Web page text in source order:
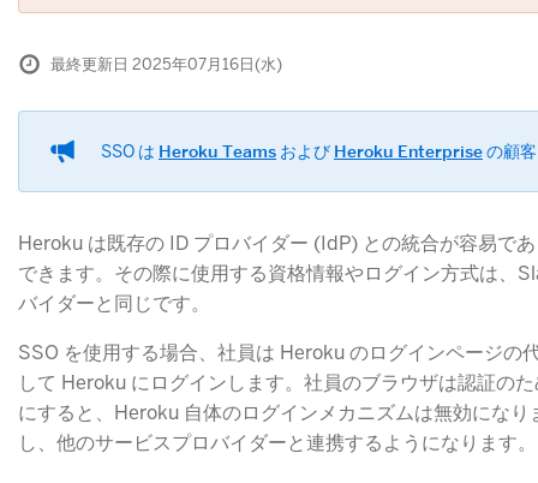
最終更新日 2025年07月16日(水)
SSO は Heroku Teams および Heroku Enterpriseの顧
Heroku は既存の ID プロバイダー (IdP) との統合が容易で
できます。その際に使用する資格情報やログイン方式は、
バイダーと同じです。
SSO を使用する場合、社員は Heroku のログインページの
して Heroku にログインします。社員のブラウザは認証の
にすると、Heroku 自体のログインメカニズムは無効にな
し、他のサービスプロバイダーと連携するようになります。